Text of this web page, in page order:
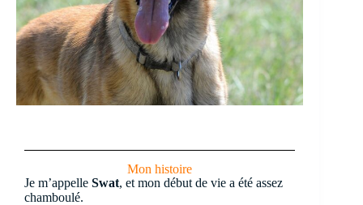
Mon histoire
Je m’appelle Swat, et mon début de vie a été assez
chamboulé.